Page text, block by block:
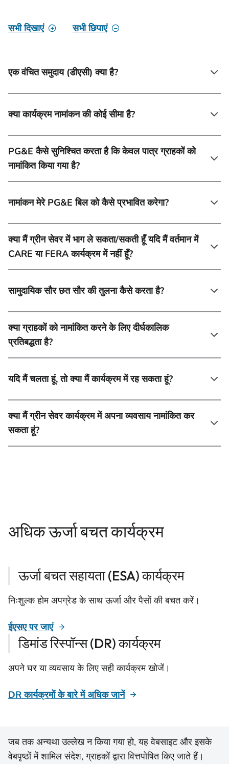
सभी दिखाएं सभी छिपाएं
एक वंचित समुदाय (डीएसी) क्या है?
क्या कार्यक्रम नामांकन की कोई सीमा है?
PG&E कैसे सुनिश्चित करता है कि केवल पात्र ग्राहकों को
नामांकित किया गया है?
नामांकन मेरे PG&E बिल को कैसे प्रभावित करेगा?
क्या मैं ग्रीन सेवर में भाग ले सकता/सकती हूँ यदि मैं वर्तमान में
CARE या FERA कार्यक्रम में नहीं हूँ?
सामुदायिक सौर छत सौर की तुलना कैसे करता है?
क्या ग्राहकों को नामांकित करने के लिए दीर्घकालिक
प्रतिबद्धता है?
यदि मैं चलता हूं, तो क्या मैं कार्यक्रम में रह सकता हूं?
क्या मैं ग्रीन सेवर कार्यक्रम में अपना व्यवसाय नामांकित कर
सकता हूं?
अधिक ऊर्जा बचत कार्यक्रम
ऊर्जा बचत सहायता (ESA) कार्यक्रम
निःशुल्क होम अपग्रेड के साथ ऊर्जा और पैसों की बचत करें।
ईएसए पर जाएं
डिमांड रिस्पॉन्स (DR) कार्यक्रम
अपने घर या व्यवसाय के लिए सही कार्यक्रम खोजें।
DR कार्यक्रमों के बारे में अधिक जानें
जब तक अन्यथा उल्लेख न किया गया हो, यह वेबसाइट और इसके
वेबपृष्ठों में शामिल संदेश, ग्राहकों द्वारा वित्तपोषित किए जाते हैं।